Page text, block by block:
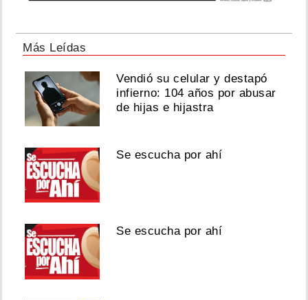
Más Leídas
Vendió su celular y destapó
infierno: 104 años por abusar
de hijas e hijastra
Se escucha por ahí
Se escucha por ahí